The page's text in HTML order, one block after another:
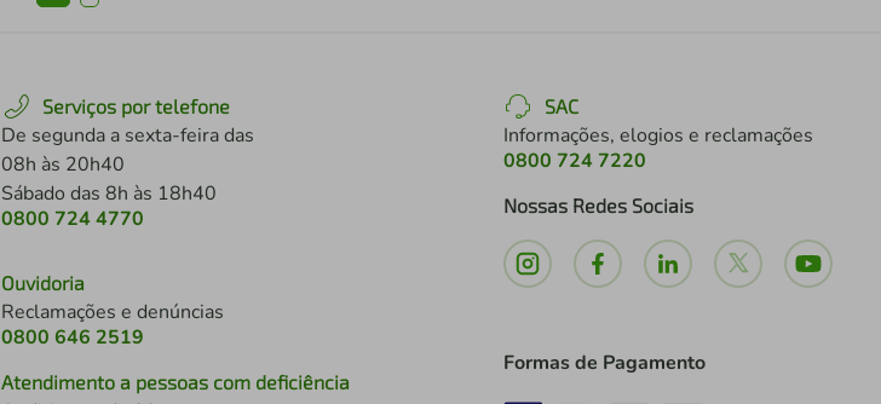
Serviços por telefone
De segunda a sexta-feira das
08h às 20h40
Sábado das 8h às 18h40
0800 724 4770
Ouvidoria
Reclamações e denúncias
0800 646 2519
Atendimento a pessoas com deficiência
SAC
Informações, elogios e reclamações
0800 724 7220
Nossas Redes Sociais
Formas de Pagamento